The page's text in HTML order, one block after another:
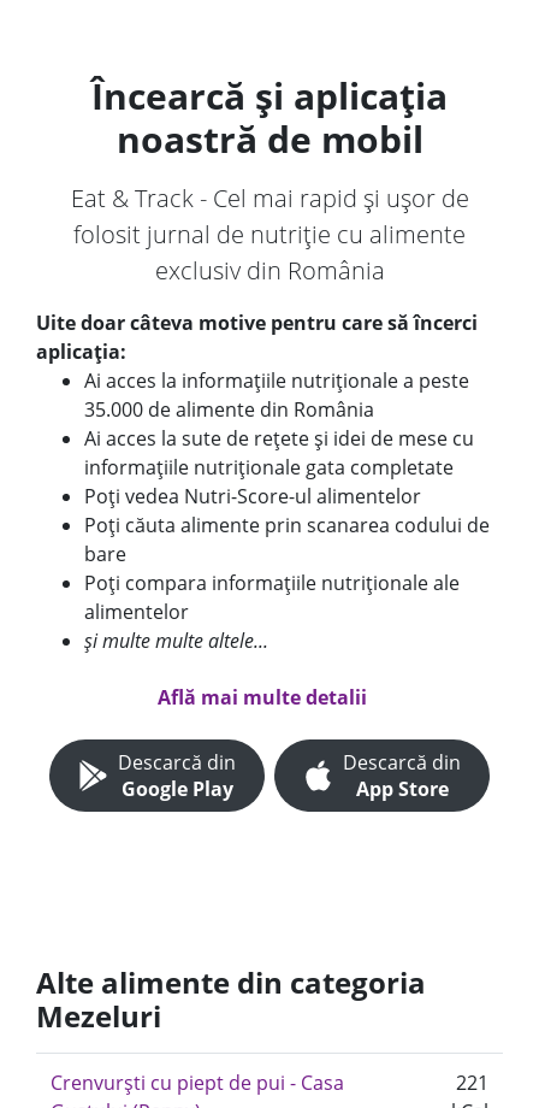
Încearcă și aplicația
noastră de mobil
Eat & Track - Cel mai rapid și ușor de
folosit jurnal de nutriție cu alimente
exclusiv din România
Uite doar câteva motive pentru care să încerci
aplicația:
Ai acces la informațiile nutriționale a peste
35.000 de alimente din România
Ai acces la sute de rețete și idei de mese cu
informațiile nutriționale gata completate
Poți vedea Nutri-Score-ul alimentelor
Poți căuta alimente prin scanarea codului de
bare
Poți compara informațiile nutriționale ale
alimentelor
și multe multe altele...
Află mai multe detalii
Descarcă din
Google Play
Descarcă din
App Store
Alte alimente din categoria
Mezeluri
Crenvurști cu piept de pui - Casa
221